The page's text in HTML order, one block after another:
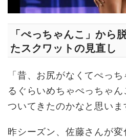
「ぺっちゃんこ」か
たスクワットの見直し
「昔、お尻がなくてぺっ
るぐらいめちゃぺっちゃ
ついてきたのかなと思いま
昨シーズン、佐藤さんが